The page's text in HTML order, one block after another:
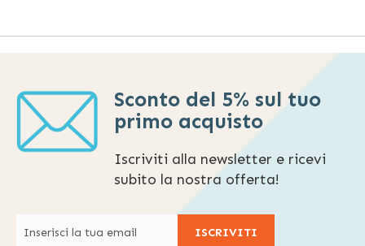
Sconto del 5% sul tuo
primo acquisto
Iscriviti alla newsletter e ricevi
subito la nostra offerta!
ISCRIVITI